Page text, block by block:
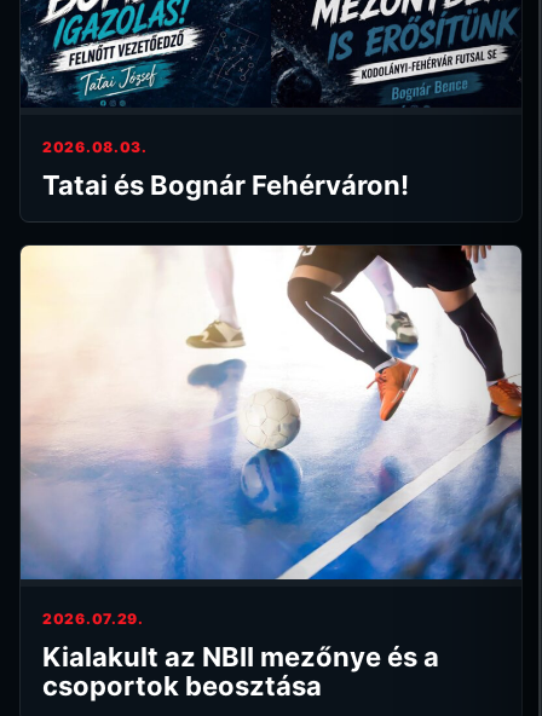
2026.08.03.
Tatai és Bognár Fehérváron!
2026.07.29.
Kialakult az NBII mezőnye és a
csoportok beosztása